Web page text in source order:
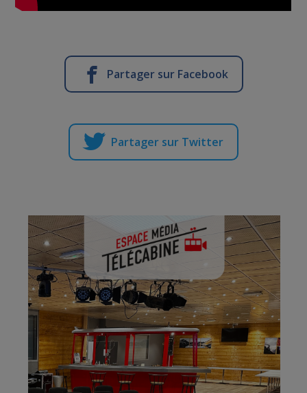
Partager sur Facebook
Partager sur Twitter